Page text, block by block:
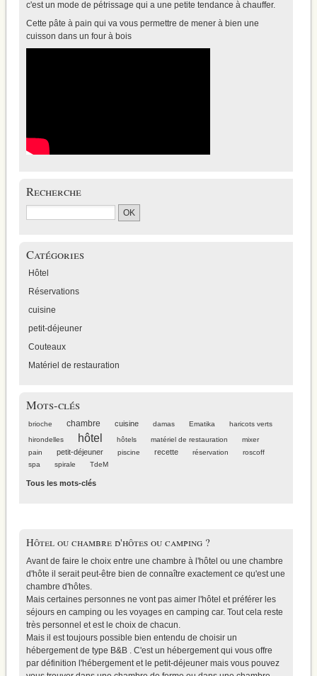
c'est un mode de pétrissage qui a une petite tendance à chauffer.
Cette pâte à pain qui va vous permettre de mener à bien une
cuisson dans un four à bois
Recherche
Catégories
Hôtel
Réservations
cuisine
petit-déjeuner
Couteaux
Matériel de restauration
Mots-clés
brioche chambre cuisine damas Ematika
haricots verts
hirondelles
hôtel hôtels matériel de restauration
mixer
pain
petit-déjeuner piscine recette réservation
roscoff
spa
spirale TdeM
Tous les mots-clés
Hôtel ou chambre d'hôtes ou camping ?
Avant de faire le choix entre une chambre à l'hôtel ou une chambre
d'hôte il serait peut-être bien de connaître exactement ce qu'est une
chambre d'hôtes.
Mais certaines personnes ne vont pas aimer l'hôtel et préférer les
séjours en camping ou les voyages en camping car. Tout cela reste
très personnel et est le choix de chacun.
Mais il est toujours possible bien entendu de choisir un
hébergement de type B&B. C'est un hébergement qui vous offre
par définition l'hébergement et le petit-déjeuner mais vous pouvez